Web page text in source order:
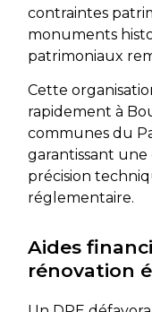
contraintes
monuments
patrimoniaux
Cette
rapidement à
communes du
garantissant
précision
réglementaire.
Aides
rénovation